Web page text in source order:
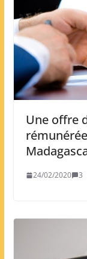
Une offre
24/02/2020 3